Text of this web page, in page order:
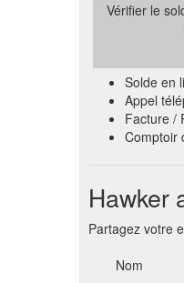
Vérifier le
Solde en
Appel
Facture /
Comptoir
Hawker
Partagez votre
Nom